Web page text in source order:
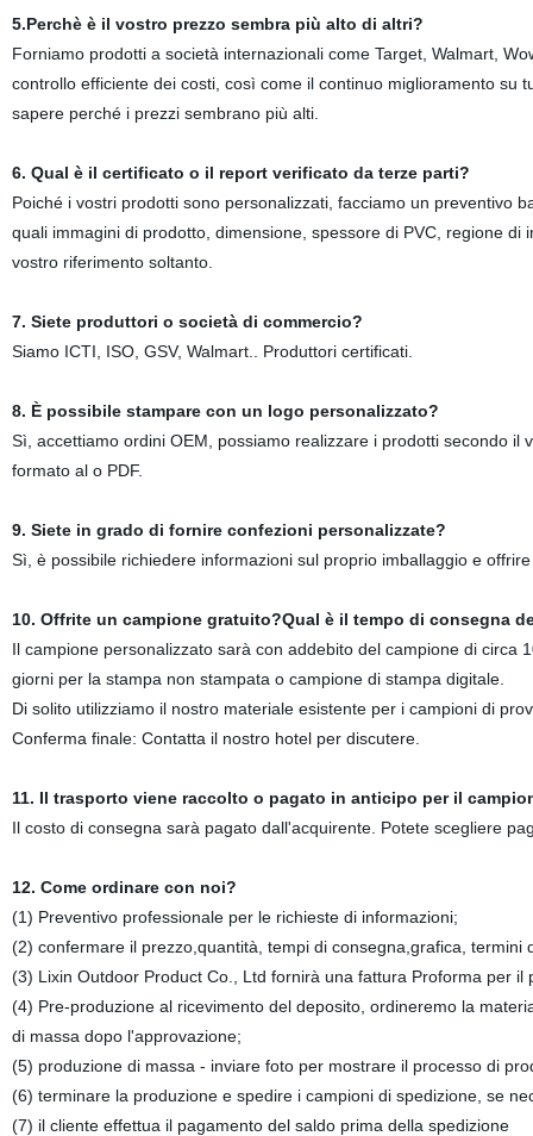
5.Perchè è il vostro prezzo sembra più alto di altri?
Forniamo prodotti a società internazionali come Target, Walmart,
controllo efficiente dei costi, così come il continuo miglioramento su
sapere perché i prezzi sembrano più alti.
6. Qual è il certificato o il report verificato da terze parti?
Poiché i vostri prodotti sono personalizzati, facciamo un preventivo
quali immagini di prodotto, dimensione, spessore di PVC, regione
vostro riferimento soltanto.
7. Siete produttori o società di commercio?
Siamo ICTI, ISO, GSV, Walmart.. Produttori certificati.
8. È possibile stampare con un logo personalizzato?
Sì, accettiamo ordini OEM, possiamo realizzare i prodotti secondo
formato al o PDF.
9. Siete in grado di fornire confezioni personalizzate?
Sì, è possibile richiedere informazioni sul proprio imballaggio e
10. Offrite un campione gratuito?Qual è il tempo di consegna
Il campione personalizzato sarà con addebito del campione di
giorni per la stampa non stampata o campione di stampa digitale.
Di solito utilizziamo il nostro materiale esistente per i campioni di
Conferma finale: Contatta il nostro hotel per discutere.
11. Il trasporto viene raccolto o pagato in anticipo per il
Il costo di consegna sarà pagato dall'acquirente. Potete scegliere
12. Come ordinare con noi?
(1) Preventivo professionale per le richieste di informazioni;
(2) confermare il prezzo,quantità, tempi di consegna,grafica, termini
(3) Lixin Outdoor Product Co., Ltd fornirà una fattura Proforma per il
(4) Pre-produzione al ricevimento del deposito, ordineremo la
di massa dopo l'approvazione;
(5) produzione di massa - inviare foto per mostrare il processo di
(6) terminare la produzione e spedire i campioni di spedizione, se
(7) il cliente effettua il pagamento del saldo prima della spedizione